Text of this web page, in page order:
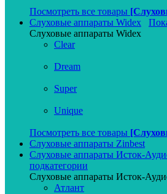
Посмотреть все товары
Слуховые аппараты Widex
Слуховые аппараты Widex
Clear
Dream
Super
Unique
Посмотреть все товары
Слуховые аппараты Zinbest
Слуховые аппараты Исток-
подкатегории
Слуховые аппараты Исток-
Атлант